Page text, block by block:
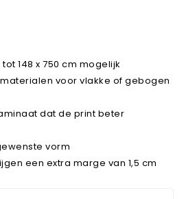
148 x 750 cm mogelijk
voor vlakke of gebogen
dat de print beter
vorm
een extra marge van 1,5 cm